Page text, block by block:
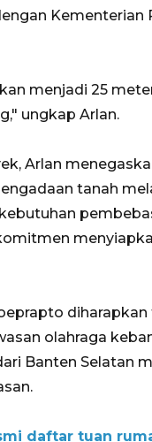
Kementerian
menjadi 25
ungkap Arlan.
Arlan
tanah
olahraga
Banten Selatan
daftar tuan